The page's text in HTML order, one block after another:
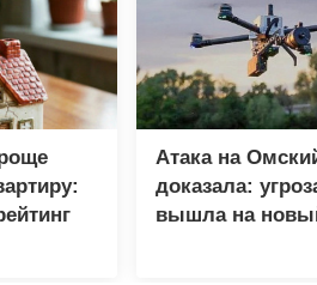
Атака на
доказала:
вышла на